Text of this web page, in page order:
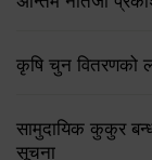
कृषि चुन वितरणको
सामुदायिक कुकुर
सूचना